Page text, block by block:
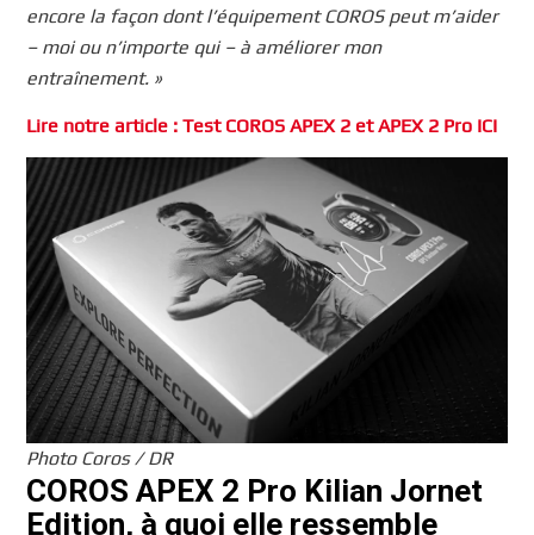
encore la façon dont l’équipement COROS peut m’aider
– moi ou n’importe qui – à améliorer mon
entraînement. »
Lire notre article : Test COROS APEX 2 et APEX 2 Pro ICI
Photo Coros / DR
COROS APEX 2 Pro Kilian Jornet
Edition, à quoi elle ressemble